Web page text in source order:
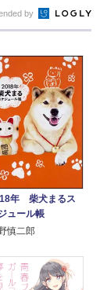
by
年 柴犬まるス
ュール帳
慎二郎